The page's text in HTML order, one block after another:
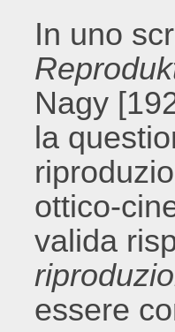
In uno
Nagy
la
ottico-
valida
essere